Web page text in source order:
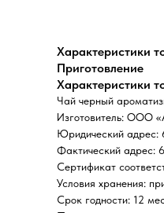
Характеристики
Приготовление
Характеристики
Чай черный
Изготовитель: ООО
Юридический адрес:
Фактический адрес:
Сертификат
Условия хранения:
Срок годности: 12